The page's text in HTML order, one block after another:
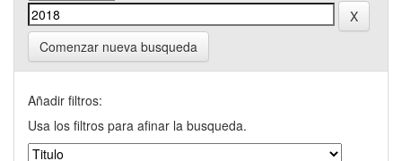
Comenzar nueva busqueda
Añadir filtros:
Usa los filtros para afinar la busqueda.